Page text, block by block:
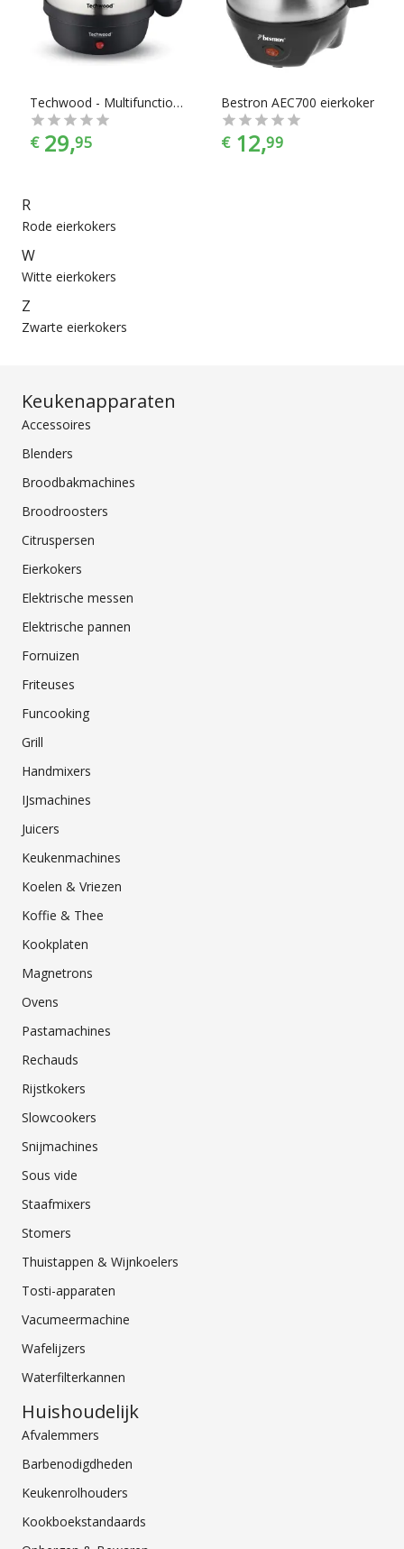
Techwood - Multifunctionele eierkoker - elektrisch - koken - stomen - pocheren
€ 29,95
Bestron AEC700 eierkoker
€ 12,99
R
Rode eierkokers
W
Witte eierkokers
Z
Zwarte eierkokers
Keukenapparaten
Accessoires
Blenders
Broodbakmachines
Broodroosters
Citruspersen
Eierkokers
Elektrische messen
Elektrische pannen
Fornuizen
Friteuses
Funcooking
Grill
Handmixers
IJsmachines
Juicers
Keukenmachines
Koelen & Vriezen
Koffie & Thee
Kookplaten
Magnetrons
Ovens
Pastamachines
Rechauds
Rijstkokers
Slowcookers
Snijmachines
Sous vide
Staafmixers
Stomers
Thuistappen & Wijnkoelers
Tosti-apparaten
Vacumeermachine
Wafelijzers
Waterfilterkannen
Huishoudelijk
Afvalemmers
Barbenodigdheden
Keukenrolhouders
Kookboekstandaards